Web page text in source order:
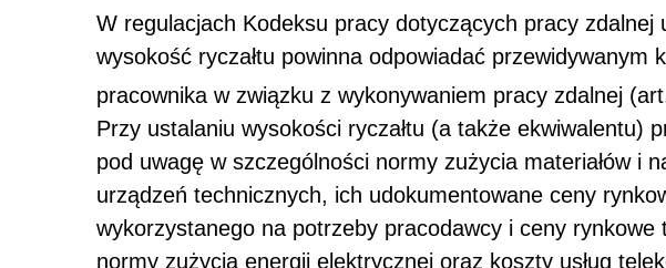
W regulacjach Kodeksu pracy dotyczących pracy zdalnej
wysokość ryczałtu powinna odpowiadać przewidywanym
pracownika w związku z wykonywaniem pracy zdalnej
Przy ustalaniu wysokości ryczałtu (a także ekwiwalentu)
pod uwagę w szczególności normy zużycia materiałów i
urządzeń technicznych, ich udokumentowane ceny
wykorzystanego na potrzeby pracodawcy i ceny rynkowe
normy zużycia energii elektrycznej oraz koszty usług